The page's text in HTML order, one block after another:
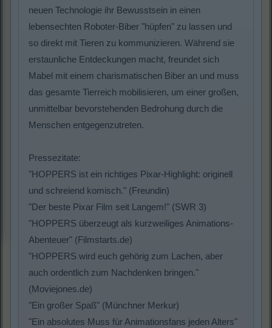
neuen Technologie ihr Bewusstsein in einen
lebensechten Roboter-Biber "hüpfen" zu lassen und
so direkt mit Tieren zu kommunizieren. Während sie
erstaunliche Entdeckungen macht, freundet sich
Mabel mit einem charismatischen Biber an und muss
das gesamte Tierreich mobilisieren, um einer großen,
unmittelbar bevorstehenden Bedrohung durch die
Menschen entgegenzutreten.
Pressezitate:
"HOPPERS ist ein richtiges Pixar-Highlight: originell
und schreiend komisch." (Freundin)
"Der beste Pixar Film seit Langem!" (SWR 3)
"HOPPERS überzeugt als kurzweiliges Animations-
Abenteuer" (Filmstarts.de)
"HOPPERS wird euch gehörig zum Lachen, aber
auch ordentlich zum Nachdenken bringen."
(Moviejones.de)
"Ein großer Spaß" (Münchner Merkur)
"Ein absolutes Muss für Animationsfans jeden Alters"